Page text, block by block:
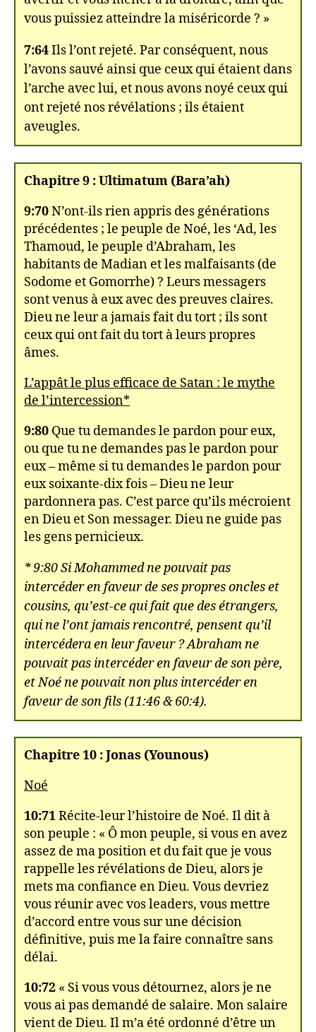
vous puissiez atteindre la miséricorde ? »
7:64Ils l’ont rejeté. Par conséquent, nous
l’avons sauvé ainsi que ceux qui étaient dans
l’arche avec lui, et nous avons noyé ceux qui
ont rejeté nos révélations ; ils étaient
aveugles.
Chapitre 9 : Ultimatum (Bara’ah)
9:70N’ont-ils rien appris des générations
précédentes ; le peuple de Noé, les ‘Ad, les
Thamoud, le peuple d’Abraham, les
habitants de Madian et les malfaisants (de
Sodome et Gomorrhe) ? Leurs messagers
sont venus à eux avec des preuves claires.
Dieu ne leur a jamais fait du tort ; ils sont
ceux qui ont fait du tort à leurs propres
âmes.
L’appât le plus efficace de Satan : le mythe
de l’intercession*
9:80 Que tu demandes le pardon pour eux,
ou que tu ne demandes pas le pardon pour
eux – même si tu demandes le pardon pour
eux soixante-dix fois – Dieu ne leur
pardonnera pas. C’est parce qu’ils mécroient
en Dieu et Son messager. Dieu ne guide pas
les gens pernicieux.
* 9:80 Si Mohammed ne pouvait pas
intercéder en faveur de ses propres oncles et
cousins, qu’est-ce qui fait que des étrangers,
qui ne l’ont jamais rencontré, pensent qu’il
intercédera en leur faveur ? Abraham ne
pouvait pas intercéder en faveur de son père,
et Noé ne pouvait non plus intercéder en
faveur de son fils (11:46 & 60:4).
Chapitre 10 : Jonas (Younous)
Noé
10:71Récite-leur l’histoire de Noé. Il dit à
son peuple : « Ô mon peuple, si vous en avez
assez de ma position et du fait que je vous
rappelle les révélations de Dieu, alors je
mets ma confiance en Dieu. Vous devriez
vous réunir avec vos leaders, vous mettre
d’accord entre vous sur une décision
définitive, puis me la faire connaître sans
délai.
10:72 « Si vous vous détournez, alors je ne
vous ai pas demandé de salaire. Mon salaire
vient de Dieu. Il m’a été ordonné d’être un